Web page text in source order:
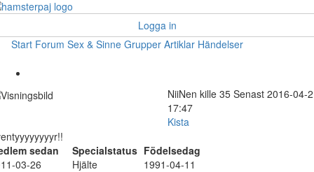
Logga in
Start Forum Sex & Sinne Grupper Artiklar Händelser
NiiNen kille 35 Senast 2016-04-
17:47
Kista
sedan
Specialstatus Födelsedag
03-26
Hjälte 1991-04-11